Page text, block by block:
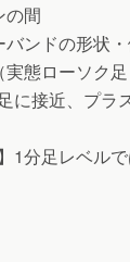
の間
バンドの形状
実態ローソク
に接近、プラ
1分足レベル